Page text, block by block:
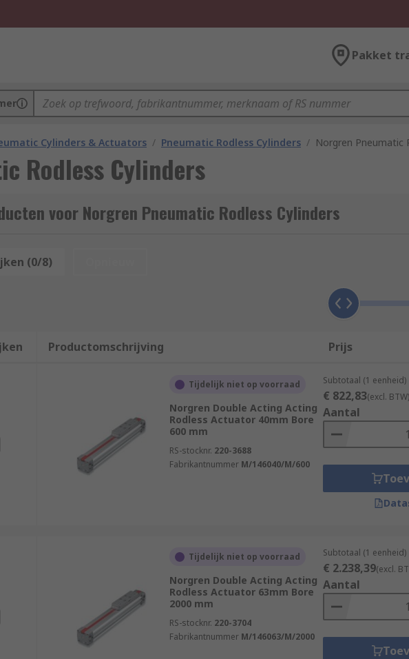
Pakket
Cylinders & Actuators / Pneumatic Rodless Cylinders / Norgren Pneumatic
Rodless Cylinders
voor Norgren Pneumatic Rodless Cylinders
(0/8)
Productomschrijving Prijs
Tijdelijk niet op voorraad
Norgren Double Acting Acting
Rodless Actuator 40mm Bore
600 mm
RS-stocknr. 220-3688
Fabrikantnummer M/146040/M/600
Subtotaal (1 eenheid)
€ 822,83(excl. BTW)
Aantal
Tijdelijk niet op voorraad
Norgren Double Acting Acting
Rodless Actuator 63mm Bore
2000 mm
RS-stocknr. 220-3704
Fabrikantnummer M/146063/M/2000
Subtotaal (1 eenheid)
€ 2.238,39(excl.
Aantal